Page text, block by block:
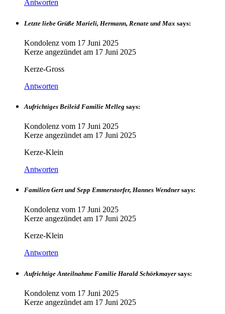
Antworten
Letzte liebe Grüße Marieli, Hermann, Renate und Max says:
Kondolenz vom 17 Juni 2025
Kerze angezündet am 17 Juni 2025
Kerze-Gross
Antworten
Aufrichtiges Beileid Familie Melleg says:
Kondolenz vom 17 Juni 2025
Kerze angezündet am 17 Juni 2025
Kerze-Klein
Antworten
Familien Gert und Sepp Emmerstorfer, Hannes Wendner says:
Kondolenz vom 17 Juni 2025
Kerze angezündet am 17 Juni 2025
Kerze-Klein
Antworten
Aufrichtige Anteilnahme Familie Harald Schörkmayer says:
Kondolenz vom 17 Juni 2025
Kerze angezündet am 17 Juni 2025